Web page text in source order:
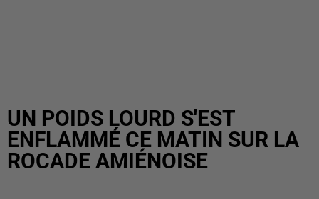
UN POIDS LOURD S'EST
ENFLAMMÉ CE MATIN SUR LA
ROCADE AMIÉNOISE